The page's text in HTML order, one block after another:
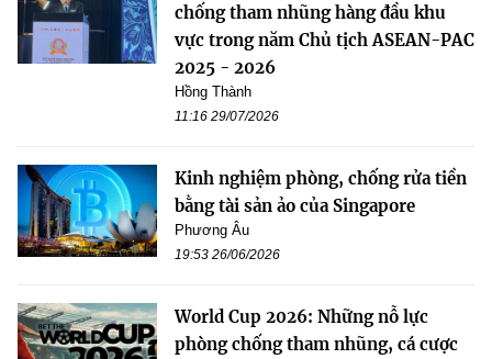
chống tham nhũng hàng đầu khu
vực trong năm Chủ tịch ASEAN-PAC
2025 - 2026
Hồng Thành
11:16 29/07/2026
Kinh nghiệm phòng, chống rửa tiền
bằng tài sản ảo của Singapore
Phương Âu
19:53 26/06/2026
World Cup 2026: Những nỗ lực
phòng chống tham nhũng, cá cược